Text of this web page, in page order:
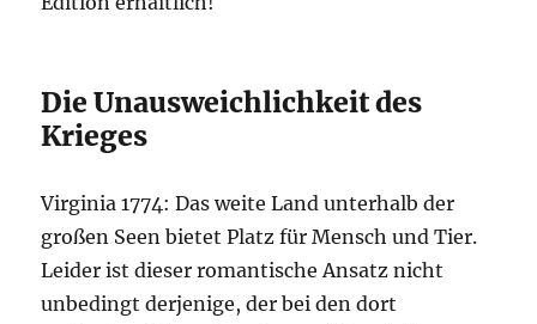
Die Unausweichlichkeit des
Krieges
Virginia 1774: Das weite Land unterhalb der
großen Seen bietet Platz für Mensch und Tier.
Leider ist dieser romantische Ansatz nicht
unbedingt derjenige, der bei den dort